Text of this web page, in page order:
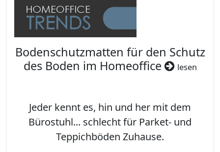
Bodenschutzmatten für den Schutz
des Boden im Homeoffice
lesen
Jeder kennt es, hin und her mit dem
Bürostuhl... schlecht für Parket- und
Teppichböden Zuhause.